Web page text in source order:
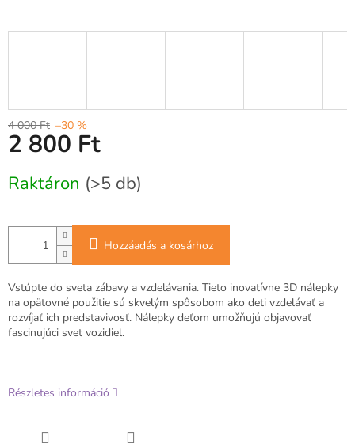
4 000 Ft –30 %
2 800 Ft
Raktáron (>5 db)
Hozzáadás a kosárhoz
Vstúpte do sveta zábavy a vzdelávania. Tieto inovatívne 3D nálepky
na opätovné použitie sú skvelým spôsobom ako deti vzdelávať a
rozvíjať ich predstavivosť. Nálepky deťom umožňujú objavovať
fascinujúci svet vozidiel.
Részletes információ